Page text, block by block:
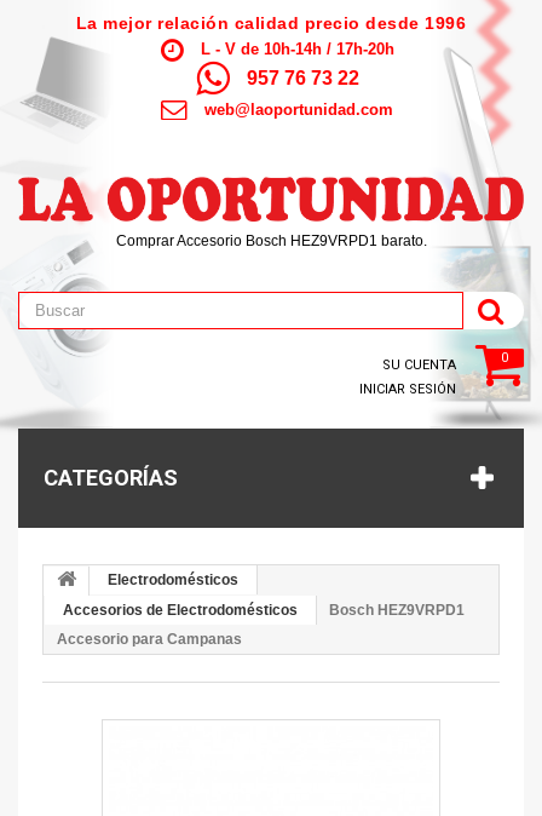
La mejor relación calidad precio desde 1996
L - V de 10h-14h / 17h-20h
957 76 73 22
web@laoportunidad.com
Comprar Accesorio Bosch HEZ9VRPD1 barato.
0
SU CUENTA
INICIAR SESIÓN
CATEGORÍAS
Electrodomésticos
Accesorios de Electrodomésticos
Bosch HEZ9VRPD1
Accesorio para Campanas